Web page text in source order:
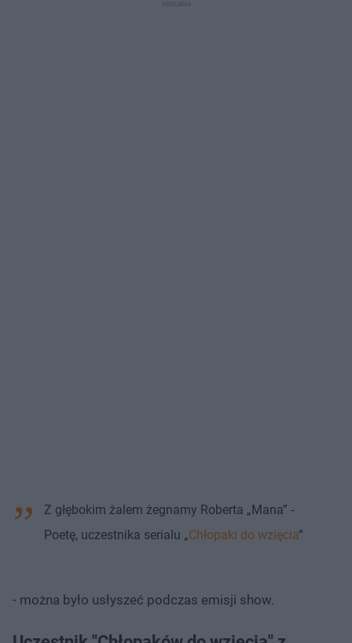
Z głębokim żalem żegnamy Roberta „Mana” -
Poetę, uczestnika serialu „Chłopaki do wzięcia”
- można było usłyszeć podczas emisji show.